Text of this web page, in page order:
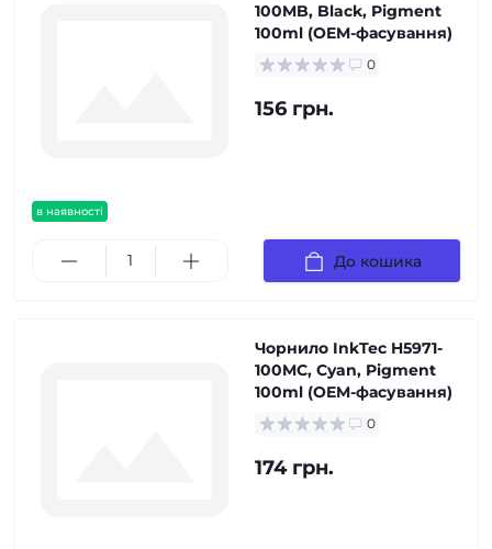
в наявності
100MB, Black, Pigment
100ml (OEM-фасування)
0
156 грн.
До кошика
Чорнило InkTec H5971-
100MC, Cyan, Pigment
100ml (OEM-фасування)
0
174 грн.